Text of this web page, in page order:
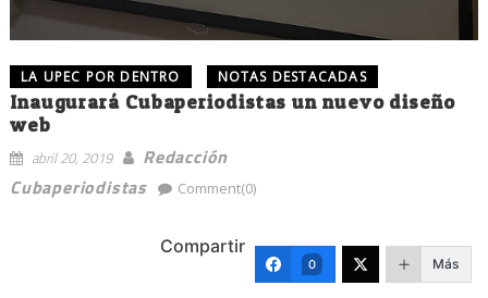
LA UPEC POR DENTRO NOTAS DESTACADAS
Inaugurará Cubaperiodistas un nuevo diseño
web
abril 20, 2019
Redacción
Cubaperiodistas
Comment(0)
Compartir
0 Más